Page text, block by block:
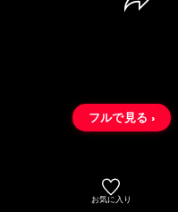
フルで見る ›
お気に入り